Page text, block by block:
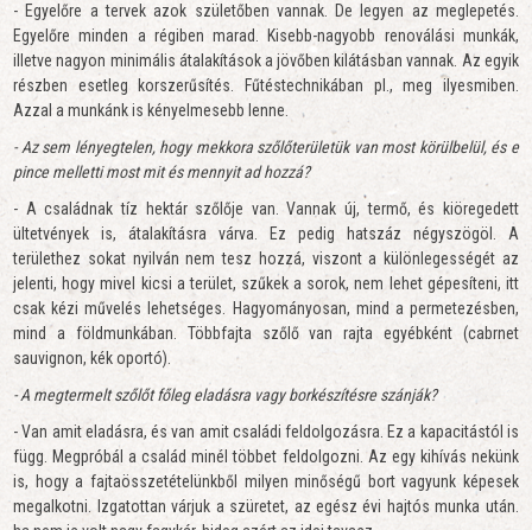
- Egyelőre a tervek azok születőben vannak. De legyen az meglepetés.
Egyelőre minden a régiben marad. Kisebb-nagyobb renoválási munkák,
illetve nagyon minimális átalakítások a jövőben kilátásban vannak. Az egyik
részben esetleg korszerűsítés. Fűtéstechnikában pl., meg ilyesmiben.
Azzal a munkánk is kényelmesebb lenne.
- Az sem lényegtelen, hogy mekkora szőlőterületük van most körülbelül, és e
pince melletti most mit és mennyit ad hozzá?
- A családnak tíz hektár szőlője van. Vannak új, termő, és kiöregedett
ültetvények is, átalakításra várva. Ez pedig hatszáz négyszögöl. A
területhez sokat nyilván nem tesz hozzá, viszont a különlegességét az
jelenti, hogy mivel kicsi a terület, szűkek a sorok, nem lehet gépesíteni, itt
csak kézi művelés lehetséges. Hagyományosan, mind a permetezésben,
mind a földmunkában. Többfajta szőlő van rajta egyébként (cabrnet
sauvignon, kék oportó).
- A megtermelt szőlőt főleg eladásra vagy borkészítésre szánják?
- Van amit eladásra, és van amit családi feldolgozásra. Ez a kapacitástól is
függ. Megpróbál a család minél többet feldolgozni. Az egy kihívás nekünk
is, hogy a fajtaösszetételünkből milyen minőségű bort vagyunk képesek
megalkotni. Izgatottan várjuk a szüretet, az egész évi hajtós munka után.